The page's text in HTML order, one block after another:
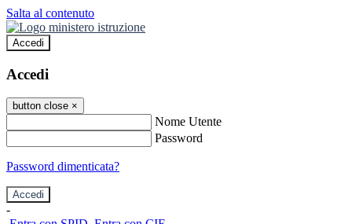
Salta al contenuto
Accedi
Accedi
button close ×
Nome Utente
Password
Password dimenticata?
-